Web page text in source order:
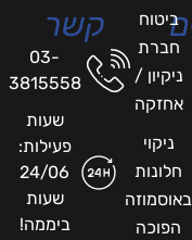
ביטוח
חברת
ניקיון /
אחזקה
ניקוי
חלונות
באוסמוזה
הפוכה
קשר
03-
3815558
שעות
פעילות:
24/06
שעות
ביממה!